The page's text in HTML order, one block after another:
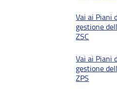
Vai ai Piani
gestione
ZSC
Vai ai Piani
gestione
ZPS